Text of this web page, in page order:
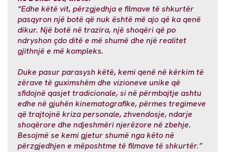
“Edhe këtë vit, përzgjedhja e filmave të shkurtër
pasqyron një botë që nuk është më ajo që ka qenë
dikur. Një botë në trazira, një shoqëri që po
ndryshon çdo ditë e më shumë dhe një realitet
gjithnjë e më kompleks.
Duke pasur parasysh këtë, kemi qenë në kërkim të
zërave të guximshëm dhe vizioneve unike që
sfidojnë qasjet tradicionale, si në përmbajtje ashtu
edhe në gjuhën kinematografike, përmes tregimeve
që trajtojnë kriza personale, zhvendosje, ndarje
shoqërore dhe ndjeshmëri njerëzore në zbehje.
Besojmë se kemi gjetur shumë nga këto në
përzgjedhjen e mëposhtme të filmave të shkurtër.”